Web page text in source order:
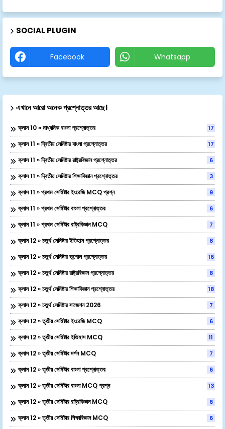
SOCIAL PLUGIN
Facebook Whatsapp
এখানে আরো অনেক প্রশ্নোত্তর আছে।
ক্লাস 10 » মাধ্যমিক বাংলা প্রশ্নোত্তর 17
ক্লাস 11 » দ্বিতীয় সেমিষ্টার বাংলা প্রশ্নোত্তর 17
ক্লাস 11 » দ্বিতীয় সেমিষ্টার রাষ্ট্রবিজ্ঞান প্রশ্নোত্তর 6
ক্লাস 11 » দ্বিতীয় সেমিষ্টার শিক্ষাবিজ্ঞান প্রশ্নোত্তর 3
ক্লাস 11 » প্রথম সেমিষ্টার ইংরেজি MCQ প্রশ্ন 9
ক্লাস 11 » প্রথম সেমিষ্টার বাংলা প্রশ্নোত্তর 6
ক্লাস 11 » প্রথম সেমিষ্টার রাষ্ট্রবিজ্ঞান MCQ 7
ক্লাস 12 » চতুর্থ সেমিষ্টার ইতিহাস প্রশ্নোত্তর 8
ক্লাস 12 » চতুর্থ সেমিষ্টার ভূগোল প্রশ্নোত্তর 16
ক্লাস 12 » চতুর্থ সেমিষ্টার রাষ্ট্রবিজ্ঞান প্রশ্নোত্তর 8
ক্লাস 12 » চতুর্থ সেমিষ্টার শিক্ষাবিজ্ঞান প্রশ্নোত্তর 18
ক্লাস 12 » চতুর্থ সেমিষ্টার সাজেশন 2026 7
ক্লাস 12 » তৃতীয় সেমিষ্টার ইংরেজি MCQ 6
ক্লাস 12 » তৃতীয় সেমিষ্টার ইতিহাস MCQ 11
ক্লাস 12 » তৃতীয় সেমিষ্টার দর্শন MCQ 7
ক্লাস 12 » তৃতীয় সেমিষ্টার বাংলা প্রশ্নোত্তর 6
ক্লাস 12 » তৃতীয় সেমিষ্টার বাংলা MCQ প্রশ্ন 13
ক্লাস 12 » তৃতীয় সেমিষ্টার রাষ্ট্রবিজ্ঞান MCQ 6
ক্লাস 12 » তৃতীয় সেমিষ্টার শিক্ষাবিজ্ঞান MCQ 6